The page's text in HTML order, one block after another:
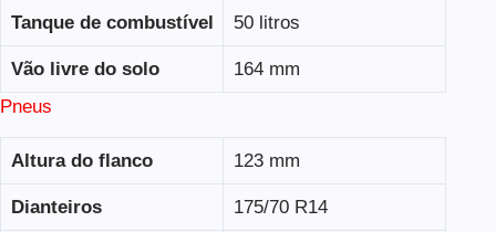
Tanque de combustível 50 litros
Vão livre do solo
164 mm
Pneus
Altura do flanco 123 mm
Dianteiros 175/70 R14